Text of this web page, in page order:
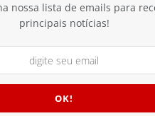
nossa lista de emails para
principais notícias!